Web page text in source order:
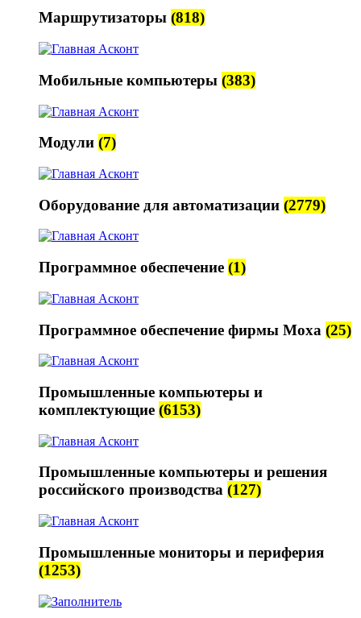
Маршрутизаторы (818)
Мобильные компьютеры (383)
Модули (7)
Оборудование для автоматизации (2779)
Программное обеспечение (1)
Программное обеспечение фирмы Moxa (25)
Промышленные компьютеры и
комплектующие (6153)
Промышленные компьютеры и решения
российского производства (127)
Промышленные мониторы и периферия
(1253)